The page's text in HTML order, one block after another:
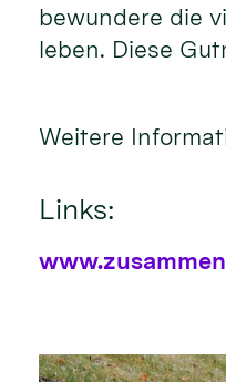
bewundere die
leben. Diese
Weitere
Links: